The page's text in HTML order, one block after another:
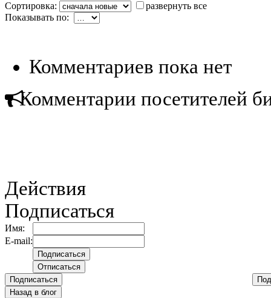
Сортировка:
развернуть все
Показывать по:
Комментариев пока нет
Комментарии посетителей
Действия
Подписаться
Имя:
E-mail:
Подписаться
Назад в блог